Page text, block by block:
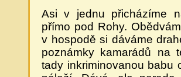
Asi v jednu přicházíme
přímo pod Rohy.
v hospodě si dáváme
poznámky kamarádů na
tady inkriminovanou babu